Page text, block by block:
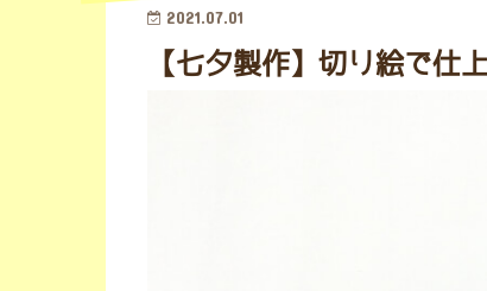
2021.07.01
【七夕製作】切り絵で仕